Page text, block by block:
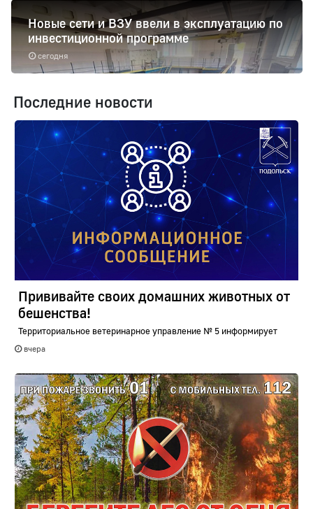
сегодня
Новые сети и ВЗУ ввели в эксплуатацию по
инвестиционной программе
Последние новости
Прививайте своих домашних животных от
бешенства!
Территориальное ветеринарное управление № 5 информирует
вчера